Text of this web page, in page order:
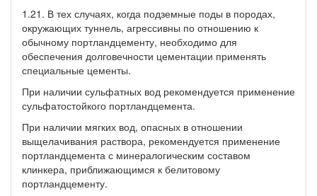
1.21. В тех случаях, когда подземные поды в породах,
окружающих туннель, агрессивны по отношению к
обычному портландцементу, необходимо для
обеспечения долговечности цементации применять
специальные цементы.
При наличии сульфатных вод рекомендуется применение
сульфатостойкого портландцемента.
При наличии мягких вод, опасных в отношении
выщелачивания раствора, рекомендуется применение
портландцемента с минералогическим составом
клинкера, приближающимся к белитовому
портландцементу.